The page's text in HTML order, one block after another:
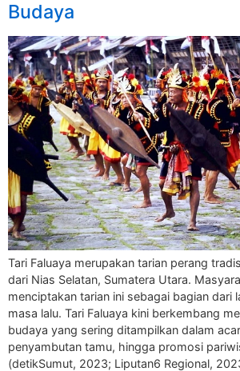
Budaya
Tari Faluaya merupakan tarian perang
dari Nias Selatan, Sumatera Utara.
menciptakan tarian ini sebagai bagian dari
masa lalu. Tari Faluaya kini berkembang
budaya yang sering ditampilkan dalam
penyambutan tamu, hingga promosi
(detikSumut, 2023; Liputan6 Regional,